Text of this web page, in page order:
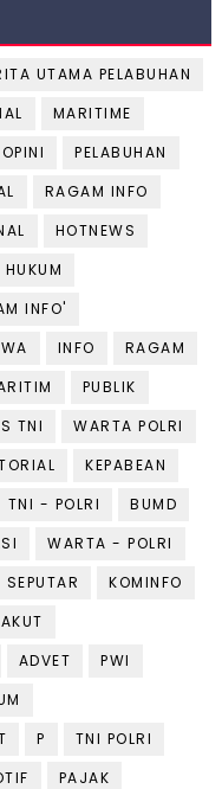
UTAMA PELABUHAN
MARITIME
OPINI
PELABUHAN
RAGAM INFO
HOTNEWS
HUKUM
INFO'
INFO
RAGAM
PUBLIK
TNI
WARTA POLRI
KEPABEAN
TNI - POLRI
BUMD
WARTA - POLRI
SEPUTAR
KOMINFO
ADVET
PWI
P
TNI POLRI
PAJAK